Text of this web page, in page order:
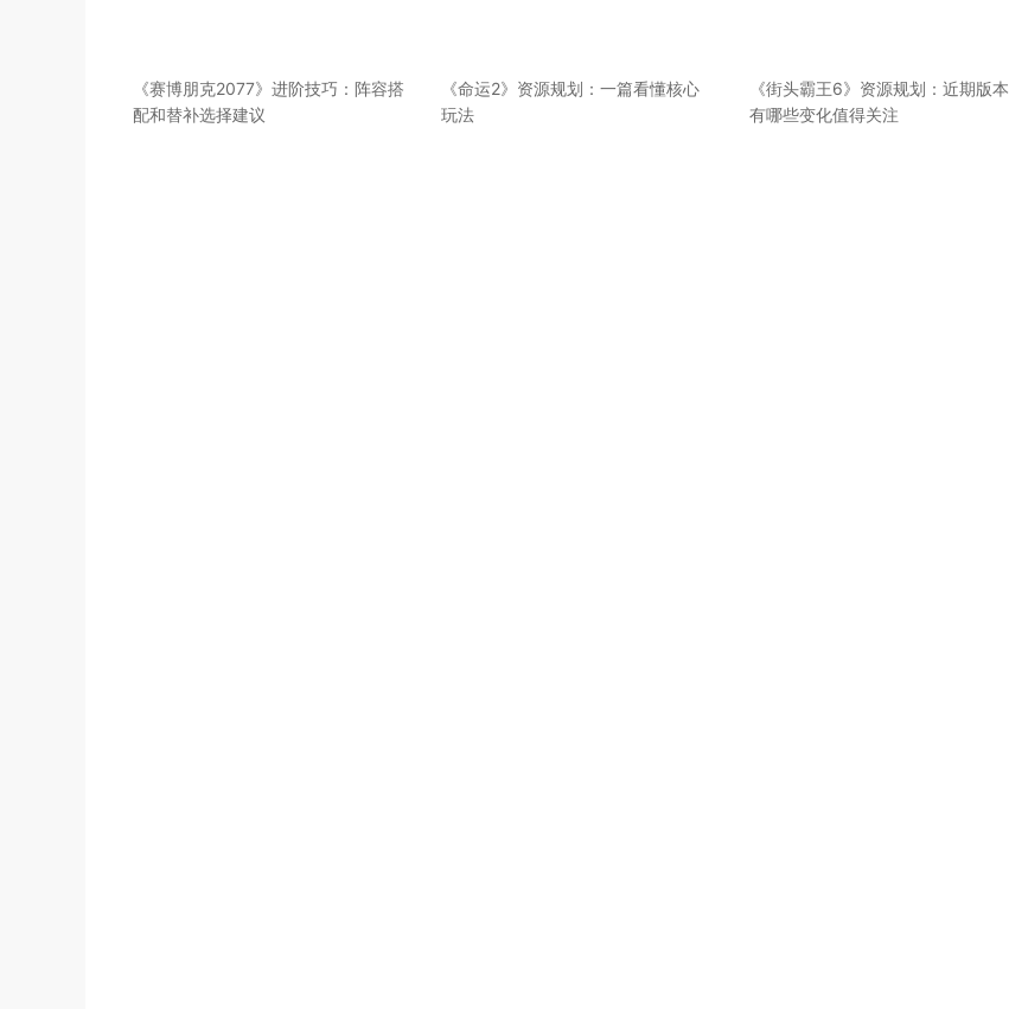
《赛博朋克2077》进阶技巧：阵容搭
配和替补选择建议
《命运2》资源规划：一篇看懂核心
玩法
《街头霸王6》资源规划：近期版本
有哪些变化值得关注